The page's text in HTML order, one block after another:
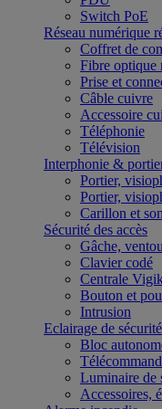
Switch PoE
Réseau numérique
Coffret de
Fibre optique
Prise et
Câble cuivre
Accessoire
Téléphonie
Télévision
Interphonie &
Portier,
Portier,
Carillon et
Sécurité des accès
Gâche,
Clavier codé
Centrale
Bouton et
Intrusion
Eclairage de sécurité
Bloc
Luminaire de
Accessoires,